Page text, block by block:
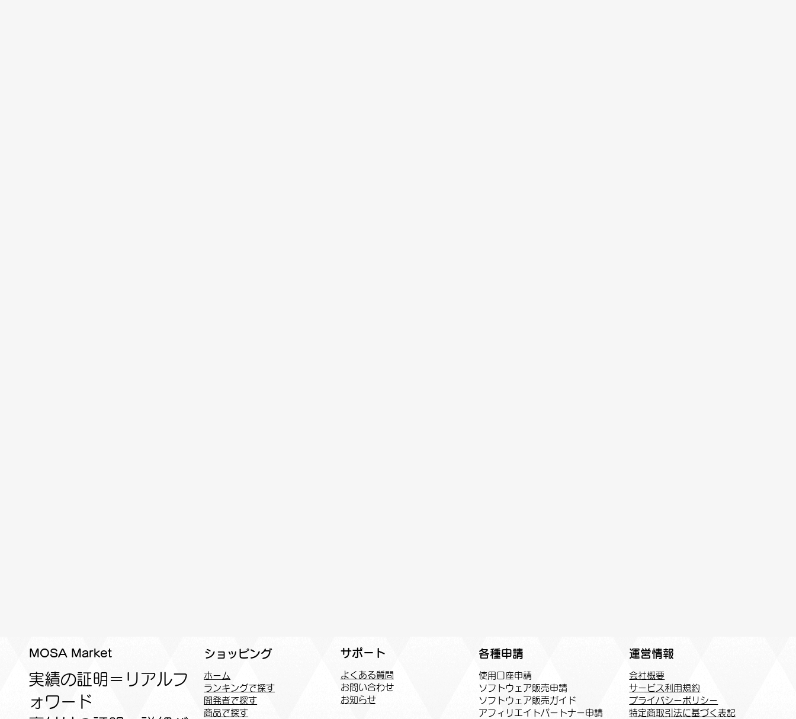
MOSA Market
実績の証明＝リアルフ
ォワード
ショッピング
ホーム
ランキングで探す
開発者で探す
商品で探す
サポート
よくある質問
お問い合わせ
お知らせ
各種申請
​使用口座申請
ソフトウェア販売申請
ソフトウェア販売ガイド
アフィリエイトパートナー申請​
運営情報
会社概要
サービス利用規約
プライバシーポリシー
特定商取引法に基づく表記